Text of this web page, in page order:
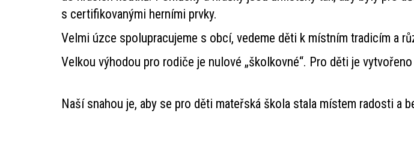
s certifikovanými herními prvky.
Velmi úzce spolupracujeme s obcí, vedeme děti k místním tradicím a
Velkou výhodou pro rodiče je nulové „školkovné“. Pro děti je
Naší snahou je, aby se pro děti mateřská škola stala místem radosti a